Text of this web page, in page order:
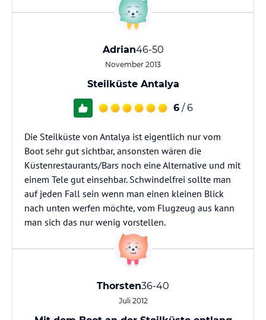
Adrian46-50
November 2013
Steilküste Antalya
6 / 6
Die Steilküste von Antalya ist eigentlich nur vom
Boot sehr gut sichtbar, ansonsten wären die
Küstenrestaurants/Bars noch eine Alternative und mit
einem Tele gut einsehbar. Schwindelfrei sollte man
auf jeden Fall sein wenn man einen kleinen Blick
nach unten werfen möchte, vom Flugzeug aus kann
man sich das nur wenig vorstellen.
Thorsten36-40
Juli 2012